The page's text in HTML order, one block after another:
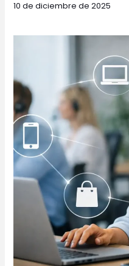
10 de diciembre de 2025